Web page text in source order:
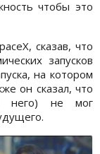
чтобы это
сказав, что
запусков
на котором
он сказал, что
него) не мог